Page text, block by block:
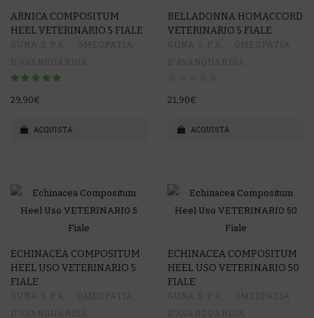
ARNICA COMPOSITUM
HEEL VETERINARIO 5 FIALE
29,90€
ACQUISTA
BELLADONNA HOMACCORD
VETERINARIO 5 FIALE
21,90€
ACQUISTA
ECHINACEA COMPOSITUM
HEEL USO VETERINARIO 5
FIALE
ECHINACEA COMPOSITUM
HEEL USO VETERINARIO 50
FIALE